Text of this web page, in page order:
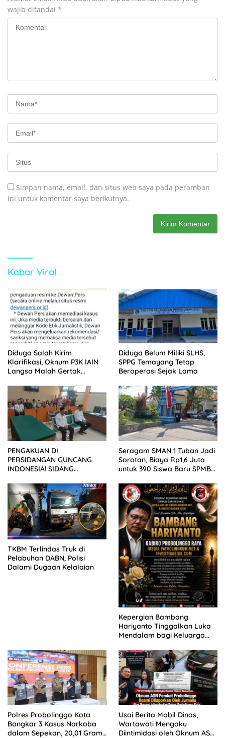
wajib ditandai *
Simpan nama, email, dan situs web saya pada peramban
ini untuk komentar saya berikutnya.
Kabar Viral
Diduga Salah Kirim
Klarifikasi, Oknum P3K IAIN
Langsa Malah Gertak
Diduga Belum Miliki SLHS,
SPPG Temayang Tetap
Beroperasi Sejak Lama
PENGAKUAN DI
PERSIDANGAN GUNCANG
INDONESIA! SIDANG
KELUARGA KORBAN
MENGAMUK DI PN MALANG
Seragam SMAN 1 Tuban Jadi
Sorotan, Biaya Rp1,6 Juta
untuk 390 Siswa Baru SPMB
TKBM Terlindas Truk di
Pelabuhan DABN, Polisi
Dalami Dugaan Kelalaian
Kepergian Bambang
Hariyanto Tinggalkan Luka
Mendalam bagi Keluarga
Polres Probolinggo Kota
Bongkar 3 Kasus Narkoba
dalam Sepekan, 20,01 Gram
Usai Berita Mobil Dinas,
Wartawati Mengaku
Diintimidasi oleh Oknum ASN